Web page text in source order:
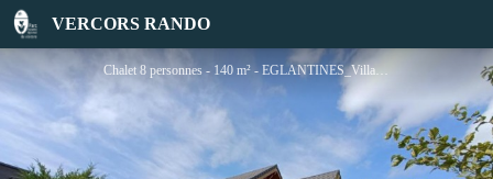
VERCORS RANDO
Chalet 8 personnes - 140 m² - EGLANTINES
Chalet 8 personnes - 140 m² - EGLANTINES_Villard-de-Lans - Taourel